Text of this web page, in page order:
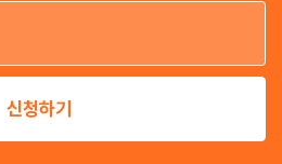
이
신청하기